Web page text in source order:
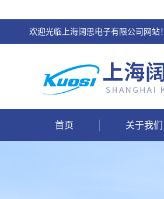
欢迎光临上海阔思电子有限公司网站！
首页 关于我们